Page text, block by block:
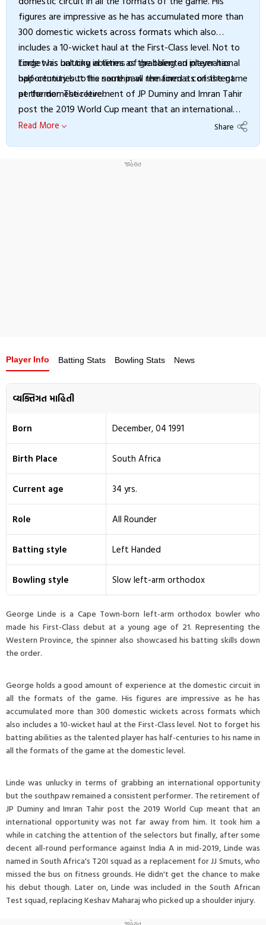
figures are impressive as he has accumulated more than
300 domestic wickets across formats which also
includes a 10-wicket haul at the First-Class level. Not to
forget his batting abilities as the talented player has
half-centuries to his name in all the formats of the game
at the domestic level.
Linde was unlucky in terms of grabbing an international
opportunity but the southpaw remained a consistent
performer. The retirement of JP Duminy and Imran Tahir
post the 2019 World Cup meant that an international
opportunity was not far away from him. It took him a
India A in mid-2019, Linde was named in South Africa's
Read More Share
Player Info Batting Stats Bowling Stats News
વ્યક્તિગત માહિતી
Born December, 04 1991
Birth Place South Africa
Current age 34 yrs.
Role All Rounder
Batting style Left Handed
Bowling style Slow left-arm orthodox
George Linde is a Cape Town-born left-arm orthodox bowler who
made his First-Class debut at a young age of 21. Representing the
Western Province, the spinner also showcased his batting skills down
the order.
George holds a good amount of experience at the domestic circuit in
all the formats of the game. His figures are impressive as he has
accumulated more than 300 domestic wickets across formats which
also includes a 10-wicket haul at the First-Class level. Not to forget his
batting abilities as the talented player has half-centuries to his name in
all the formats of the game at the domestic level.
Linde was unlucky in terms of grabbing an international opportunity
but the southpaw remained a consistent performer. The retirement of
JP Duminy and Imran Tahir post the 2019 World Cup meant that an
international opportunity was not far away from him. It took him a
while in catching the attention of the selectors but finally, after some
decent all-round performance against India A in mid-2019, Linde was
named in South Africa's T20I squad as a replacement for JJ Smuts, who
missed the bus on fitness grounds. He didn't get the chance to make
his debut though. Later on, Linde was included in the South African
Test squad, replacing Keshav Maharaj who picked up a shoulder injury.